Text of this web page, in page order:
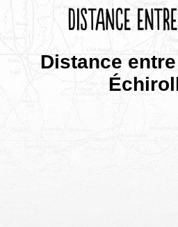
Distance